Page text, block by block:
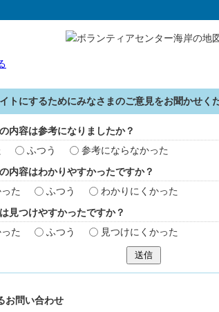
トにするためにみなさまのご意見をお聞かせく
内容は参考になりましたか？
ふつう 参考にならなかった
内容はわかりやすかったですか？
た
ふつう わかりにくかった
見つけやすかったですか？
た
ふつう 見つけにくかった
送信
お問い合わせ